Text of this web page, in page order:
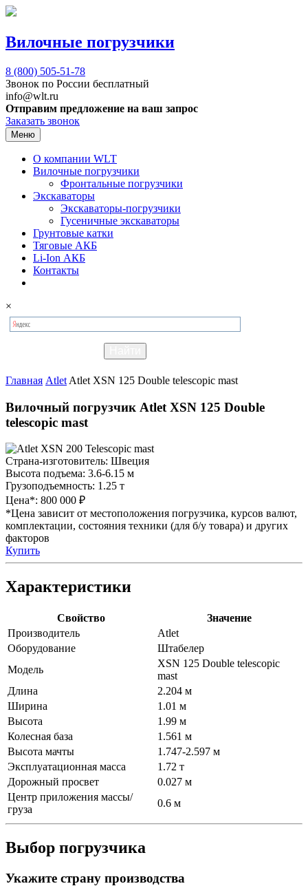
Вилочные погрузчики
8 (800) 505-51-78
Звонок по России бесплатный
info@wlt.ru
Отправим предложение на ваш запрос
Заказать звонок
Меню
О компании WLT
Вилочные погрузчики
Фронтальные погрузчики
Экскаваторы
Экскаваторы-погрузчики
Гусеничные экскаваторы
Грунтовые катки
Тяговые АКБ
Li-Ion АКБ
Контакты
×
Главная Atlet Atlet XSN 125 Double telescopic mast
Вилочный погрузчик Atlet XSN 125 Double
telescopic mast
Страна-изготовитель: Швеция
Высота подъема: 3.6-6.15 м
Грузоподъемность: 1.25 т
Цена*: 800 000 ₽
*Цена зависит от местоположения погрузчика, курсов валют,
комплектации, состояния техники (для б/у товара) и других
факторов
Купить
Характеристики
Свойство
Значение
Производитель
Atlet
Оборудование
Штабелер
Модель
XSN 125 Double telescopic
mast
Длина
2.204 м
Ширина
1.01 м
Высота
1.99 м
Колесная база
1.561 м
Высота мачты
1.747-2.597 м
Эксплуатационная масса
1.72 т
Дорожный просвет
0.027 м
Центр приложения массы/
груза
0.6 м
Выбор погрузчика
Укажите страну производства